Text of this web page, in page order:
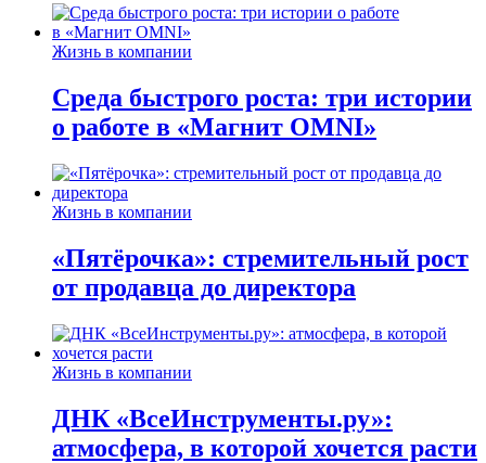
Жизнь в компании
Среда быстрого роста: три истории
о работе в «Магнит OMNI»
Жизнь в компании
«Пятёрочка»: стремительный рост
от продавца до директора
Жизнь в компании
ДНК «ВсеИнструменты.ру»:
атмосфера, в которой хочется расти